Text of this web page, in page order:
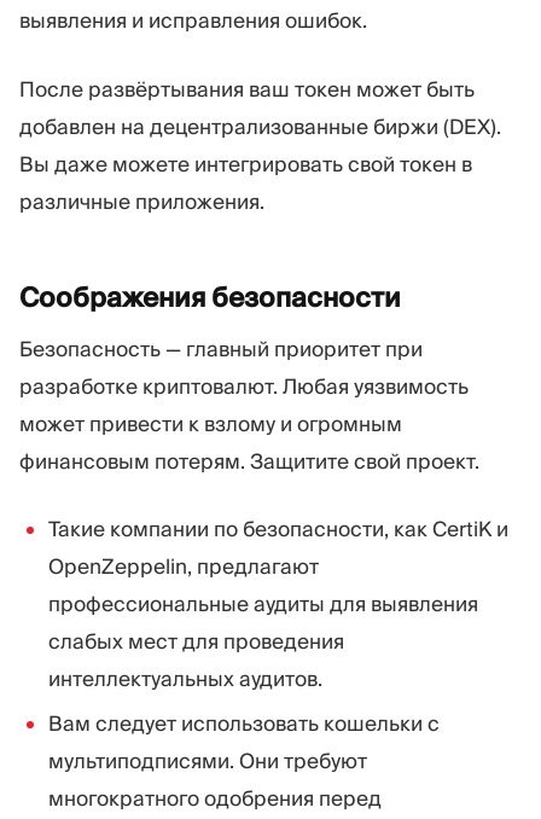
выявления и исправления ошибок.
После развёртывания ваш токен может быть
добавлен на децентрализованные биржи (DEX).
Вы даже можете интегрировать свой токен в
различные приложения.
Соображения безопасности
Безопасность — главный приоритет при
разработке криптовалют. Любая уязвимость
может привести к взлому и огромным
финансовым потерям. Защитите свой проект.
Такие компании по безопасности, как CertiK и
OpenZeppelin, предлагают
профессиональные аудиты для выявления
слабых мест для проведения
интеллектуальных аудитов.
Вам следует использовать кошельки с
мультиподписями. Они требуют
многократного одобрения перед